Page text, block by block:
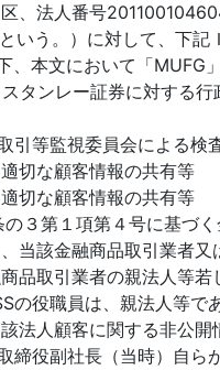
、法人番号
いう。）に対して、下
本文において「MUFG
タンレー証券に対する行
引等監視委員会による検
切な顧客情報の共有等
切な顧客情報の共有等
３第１項第４号に基づ
当該金融商品取引業者
品取引業者の親法人等
の役職員は、親法人等
法人顧客に関する非公
締役副社長（当時）自ら